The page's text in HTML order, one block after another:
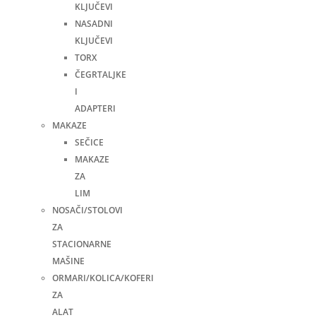
KLJUČEVI
NASADNI
KLJUČEVI
TORX
ČEGRTALJKE
I
ADAPTERI
MAKAZE
SEČICE
MAKAZE
ZA
LIM
NOSAČI/STOLOVI
ZA
STACIONARNE
MAŠINE
ORMARI/KOLICA/KOFERI
ZA
ALAT